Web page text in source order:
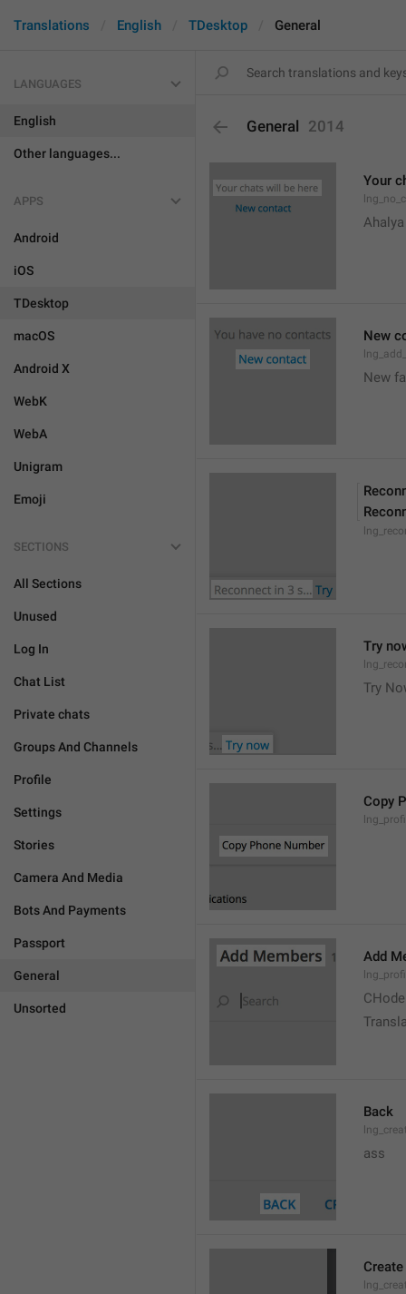
Translations English TDesktop General
LANGUAGES
English
Other languages...
APPS
Android
iOS
TDesktop
macOS
Android X
WebK
WebA
Unigram
Emoji
SECTIONS
All Sections
Unused
Log In
Chat List
Private chats
Groups And Channels
Profile
Settings
Stories
Camera And Media
Bots And Payments
Passport
General
Unsorted
General 2014
Your
New
New
Try
Try
Copy
Add
Back
ass
Create